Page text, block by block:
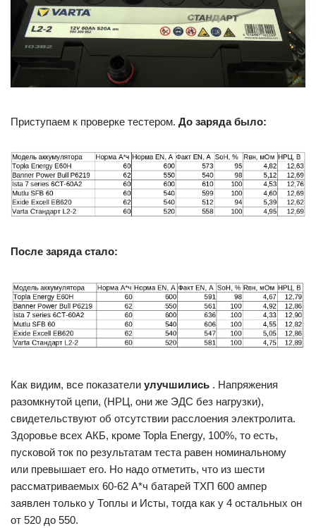
Приступаем к проверке тестером. До заряда было:
После заряда стало:
Как видим, все показатели улучшились . Напряжения
разомкнутой цепи, (НРЦ, они же ЭДС без нагрузки),
свидетельствуют об отсутствии расслоения электролита.
Здоровье всех АКБ, кроме Topla Energy, 100%, то есть,
пусковой ток по результатам теста равен номинальному
или превышает его. Но надо отметить, что из шести
рассматриваемых 60-62 А*ч батарей ТХП 600 ампер
заявлен только у Топлы и Исты, тогда как у 4 остальных он
от 520 до 550.